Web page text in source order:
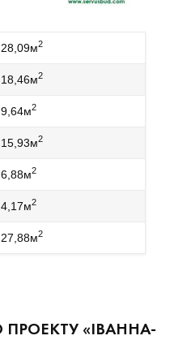
28,09м2
18,46м2
9,64м2
15,93м2
6,88м2
4,17м2
27,88м2
«ІВАННА-